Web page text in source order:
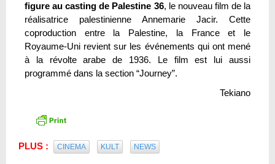
figure au casting de Palestine 36, le nouveau film de la
réalisatrice palestinienne Annemarie Jacir. Cette
coproduction entre la Palestine, la France et le
Royaume-Uni revient sur les événements qui ont mené
à la révolte arabe de 1936. Le film est lui aussi
programmé dans la section “Journey”.
Tekiano
PLUS : CINEMA KULT NEWS